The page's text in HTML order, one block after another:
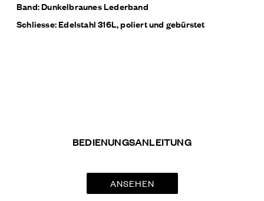
Band: Dunkelbraunes Lederband
Schliesse: Edelstahl 316L, poliert und gebürstet
BEDIENUNGSANLEITUNG
ANSEHEN